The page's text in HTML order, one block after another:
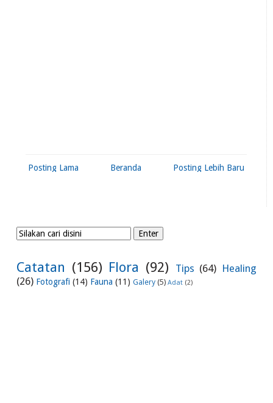
Posting Lebih Baru
Posting Lama Beranda
Catatan (156) Flora (92) Tips (64) Healing
(26) Fotografi (14) Fauna (11) Galery (5) Adat (2)